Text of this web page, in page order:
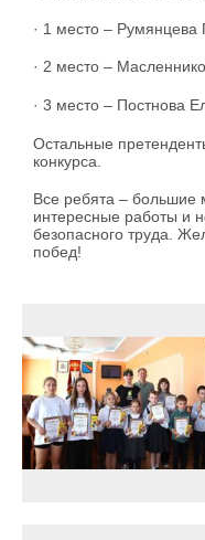
· 1 место – Румянцева
· 2 место –
· 3 место – Постнова
Остальные
конкурса.
Все ребята – большие
интересные работы и
безопасного труда.
побед!